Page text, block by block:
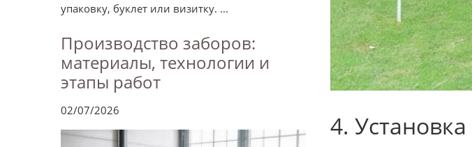
упаковку, буклет или визитку. ...
Производство заборов:
материалы, технологии и
этапы работ
02/07/2026
4.